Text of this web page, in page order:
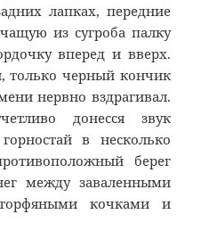
лапках, передние
из сугроба палку
вперед и вверх.
только черный кончик
нервно вздрагивал.
донесся звук
в несколько
берег
между заваленными
кочками и